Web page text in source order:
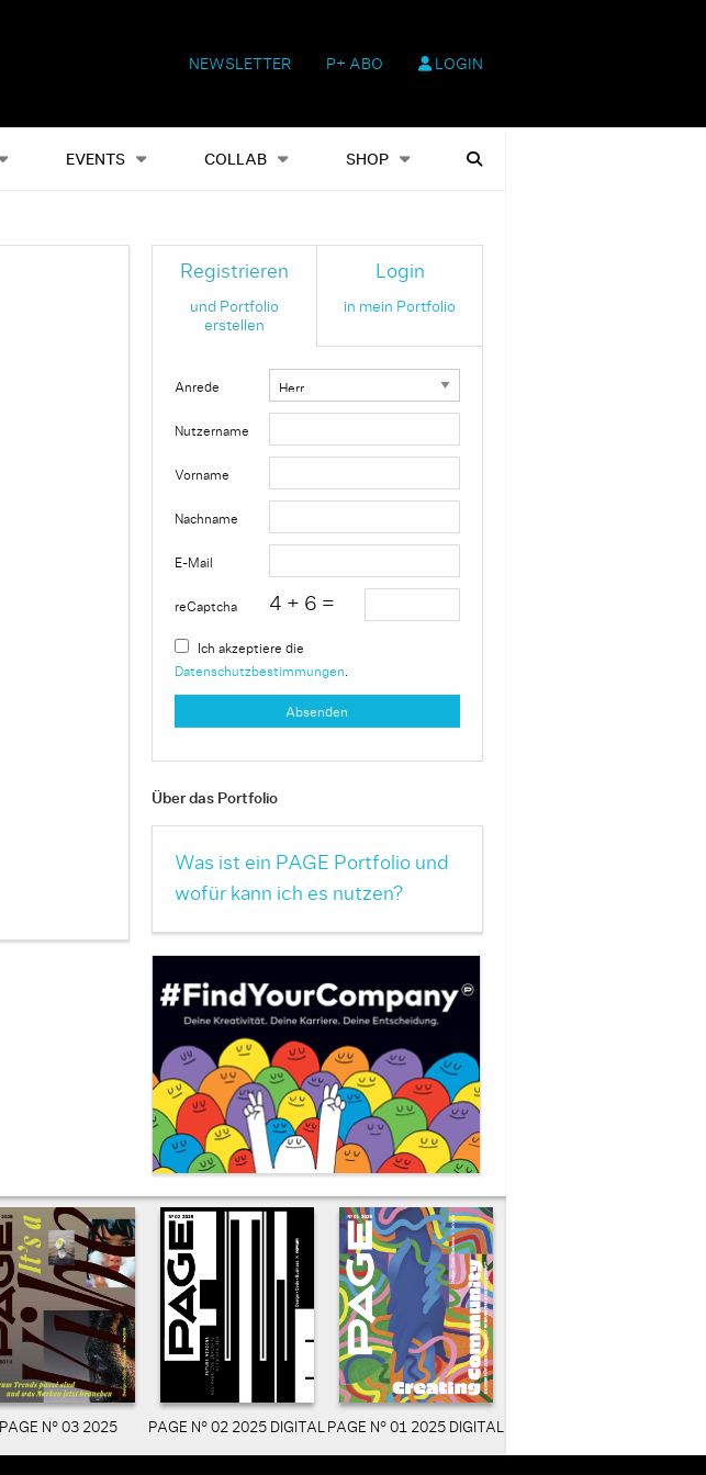
NEWSLETTER P+ ABO LOGIN
EVENTS COLLAB SHOP
Alles Events Shop Heftausgaben Suchen
Registrieren
und Portfolio
erstellen
Login
in mein Portfolio
Anrede
Nutzername
Vorname
Nachname
E-Mail
reCaptcha 4 + 6 =
Ich akzeptiere die
Datenschutzbestimmungen
Über das Portfolio
Was ist ein PAGE Portfolio und
wofür kann ich es nutzen?
PAGE N° 03 2025 PAGE N° 02 2025 DIGITAL PAGE N° 01 2025 DIGITAL